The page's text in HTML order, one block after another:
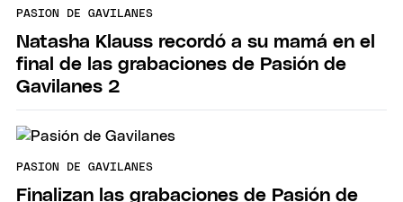
PASION DE GAVILANES
Natasha Klauss recordó a su mamá en el
final de las grabaciones de Pasión de
Gavilanes 2
PASION DE GAVILANES
Finalizan las grabaciones de Pasión de